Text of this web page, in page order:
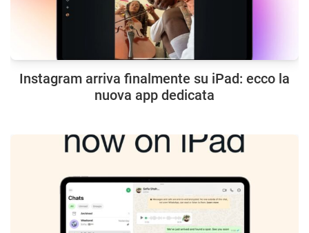
Instagram arriva finalmente su iPad: ecco la
nuova app dedicata